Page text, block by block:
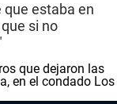
que estaba en
si no